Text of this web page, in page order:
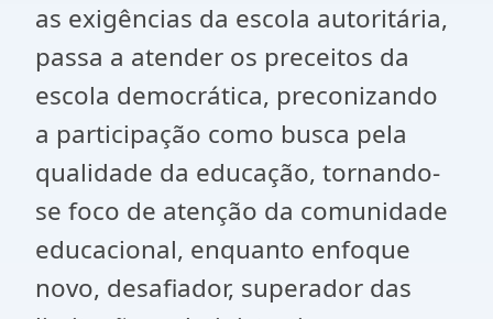
as exigências da escola autoritária,
passa a atender os preceitos da
escola democrática, preconizando
a participação como busca pela
qualidade da educação, tornando-
se foco de atenção da comunidade
educacional, enquanto enfoque
novo, desafiador, superador das